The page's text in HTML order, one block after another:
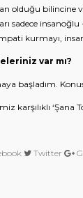
olduğu bilincine
sadece
kurmayı,
var mı?
başladım.
karşılıklı ‘Şana
Twitter